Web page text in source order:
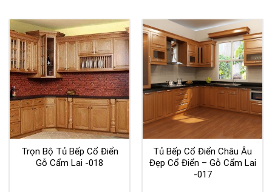
Trọn Bộ Tủ Bếp Cổ Điển
Gỗ Cẩm Lai -018
Tủ Bếp Cổ Điển Châu Âu
Đẹp Cổ Điển – Gỗ Cẩm Lai
-017